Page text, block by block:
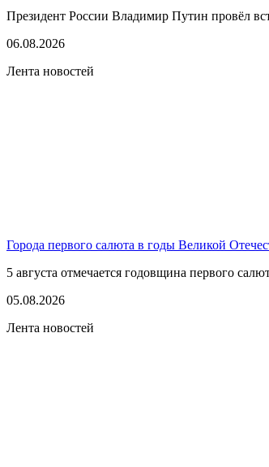
Президент России Владимир Путин провёл
06.08.2026
Лента новостей
Города первого салюта в годы Великой
5 августа отмечается годовщина первого
05.08.2026
Лента новостей